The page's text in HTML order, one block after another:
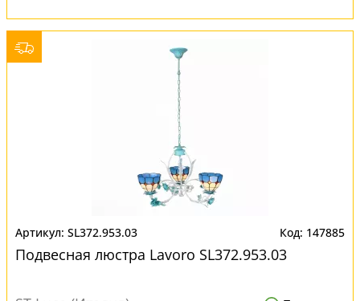
SL372.953.03 147885
Подвесная люстра Lavoro SL372.953.03